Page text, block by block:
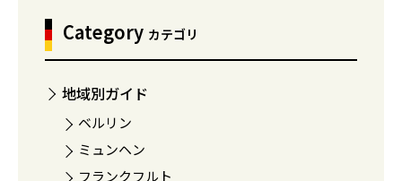
Category カテゴリ
地域別ガイド
ベルリン
ミュンヘン
フランクフルト